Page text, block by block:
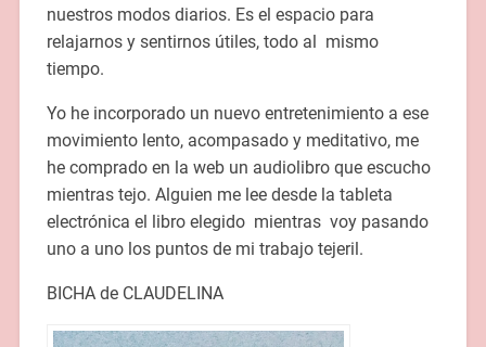
nuestros modos diarios. Es el espacio para
relajarnos y sentirnos útiles, todo al mismo
tiempo.
Yo he incorporado un nuevo entretenimiento a ese
movimiento lento, acompasado y meditativo, me
he comprado en la web un audiolibro que escucho
mientras tejo. Alguien me lee desde la tableta
electrónica el libro elegido mientras voy pasando
uno a uno los puntos de mi trabajo tejeril.
BICHA de CLAUDELINA